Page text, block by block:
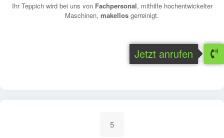
Ihr Teppich wird bei uns von Fachpersonal, mithilfe hochentwickelter
Maschinen, makellos gerreinigt.
5
Jetzt anrufen